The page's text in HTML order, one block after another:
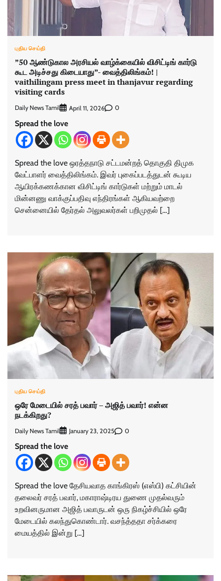
புதிய செய்தி
”50 ஆண்டுகால அரசியல் வாழ்க்கையில் விசிட்டிங் கார்டு
கூட அடிச்சது கிடையாது”- வைத்திலிங்கம்! |
vaithilingam press meet in thanjavur regarding
visiting cards
Daily News Tamil April 11, 2026 0
Spread the love
Spread the love ஒரத்தநாடு சட்டமன்றத் தொகுதி திமுக
வேட்பாளர் வைத்திலிங்கம். இவர் புகைப்படத்துடன் கூடிய
ஆயிரக்கணக்கான விசிட்டிங் கார்டுகள் மற்றும் மாடல்
மின்னணு வாக்குப்பதிவு எந்திரங்கள் ஆகியவற்றை
சென்னையில் தேர்தல் அலுவலர்கள் பறிமுதல் […]
புதிய செய்தி
ஒரே மேடையில் சரத் பவார் – அஜித் பவார்! என்ன
நடக்கிறது?
Daily News Tamil January 23, 2025 0
Spread the love
Spread the love தேசியவாத காங்கிரஸ் (எஸ்பி) கட்சியின்
தலைவர் சரத் பவார், மகாராஷ்டிரய துணை முதல்வரும்
உறவினருமான அஜித் பவாருடன் ஒரு நிகழ்ச்சியில் ஒரே
மேடையில் கலந்துகொண்டார். வசந்த்ததா சர்க்கரை
மையத்தில் இன்று […]